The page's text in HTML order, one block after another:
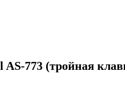
773 (тройная